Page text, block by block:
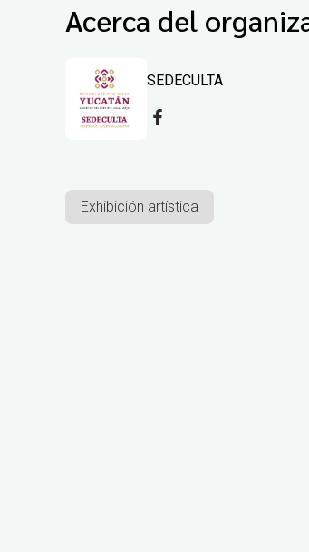
Acerca del
SEDECULTA
Exhibición artística